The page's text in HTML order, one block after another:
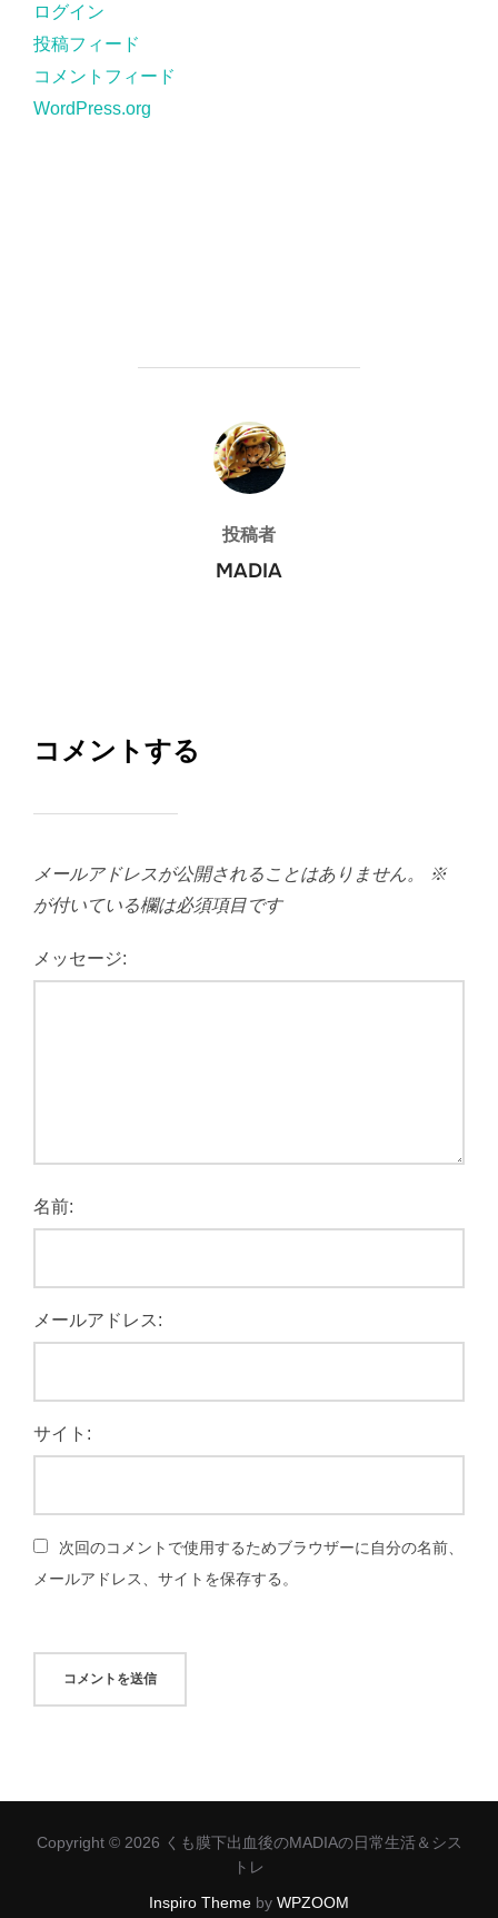
ー
ログイン
投稿フィード
コメントフィード
WordPress.org
投稿者
投稿者
MADIA
コメントする
メールアドレスが公開されることはありません。
※
が付いている欄は必須項目です
メッセージ:
名前:
メールアドレス:
サイト:
次回のコメントで使用するためブラウザーに自分の名前、
メールアドレス、サイトを保存する。
Copyright © 2026 くも膜下出血後のMADIAの日常生活＆シス
トレ
Inspiro Theme by WPZOOM